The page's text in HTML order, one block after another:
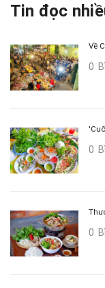
Tin đọc
Về
0
0
0